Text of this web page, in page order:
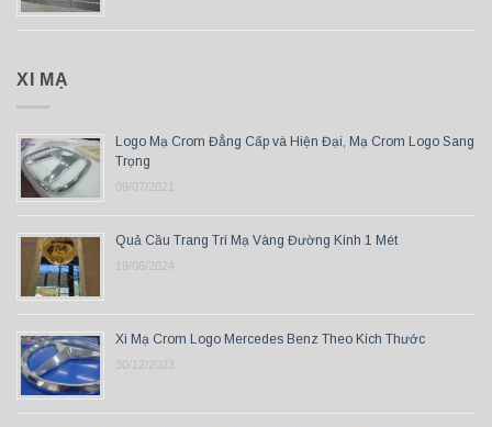
XI MẠ
Logo Mạ Crom Đẳng Cấp và Hiện Đại, Mạ Crom Logo Sang
Trọng
09/07/2021
Quả Cầu Trang Trí Mạ Vàng Đường Kính 1 Mét
19/06/2024
Xi Mạ Crom Logo Mercedes Benz Theo Kích Thước
30/12/2023